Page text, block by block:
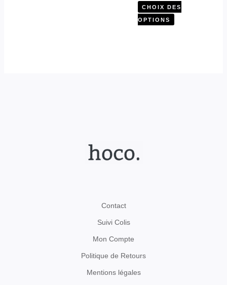
CHOIX DES
OPTIONS
Contact
Suivi Colis
Mon Compte
Politique de Retours
Mentions légales